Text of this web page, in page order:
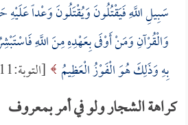
سَبِيلِ اللَّهِ فَيَقْتُلُونَ وَيُقْتَلُونَ وَعْداً عَلَيْهِ
وَالْقُرْآنِ وَمَنْ أَوْفَى بِعَهْدِهِ مِنَ اللَّهِ
بِهِ وَذَلِكَ هُوَ الْفَوْزُ الْعَظِيمُ
[التوبة:111].
كراهة الشجار ولو في أمر بمعروف